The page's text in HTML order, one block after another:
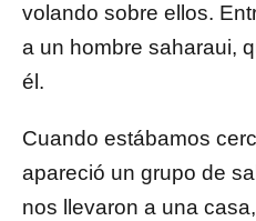
volando sobre ellos.
a un hombre saharaui,
él.
Cuando estábamos
apareció un grupo de
nos llevaron a una